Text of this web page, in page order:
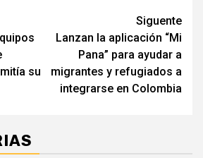
su
Siguente
Lanzan la aplicación “Mi
Pana” para ayudar a
migrantes y refugiados a
integrarse en Colombia